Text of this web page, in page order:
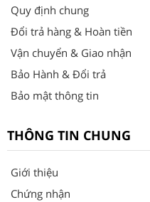
Quy định chung
Đổi trả hàng & Hoàn tiền
Vận chuyển & Giao nhận
Bảo Hành & Đổi trả
Bảo mật thông tin
THÔNG TIN CHUNG
Giới thiệu
Chứng nhận